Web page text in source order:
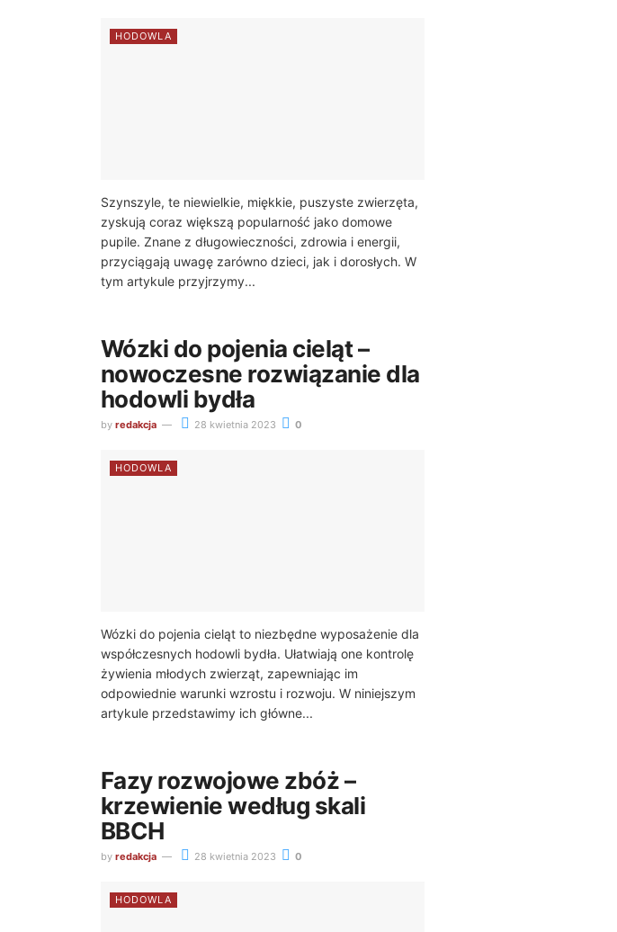
HODOWLA
Szynszyle, te niewielkie, miękkie, puszyste zwierzęta,
zyskują coraz większą popularność jako domowe
pupile. Znane z długowieczności, zdrowia i energii,
przyciągają uwagę zarówno dzieci, jak i dorosłych. W
tym artykule przyjrzymy...
Wózki do pojenia cieląt –
nowoczesne rozwiązanie dla
hodowli bydła
by redakcja 28 kwietnia 2023 0
HODOWLA
Wózki do pojenia cieląt to niezbędne wyposażenie dla
współczesnych hodowli bydła. Ułatwiają one kontrolę
żywienia młodych zwierząt, zapewniając im
odpowiednie warunki wzrostu i rozwoju. W niniejszym
artykule przedstawimy ich główne...
Fazy rozwojowe zbóż –
krzewienie według skali
BBCH
by redakcja 28 kwietnia 2023 0
HODOWLA